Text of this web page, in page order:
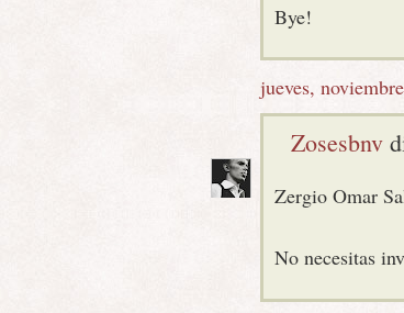
Bye!
jueves,
Zosesbnv
Zergio Omar
No necesitas